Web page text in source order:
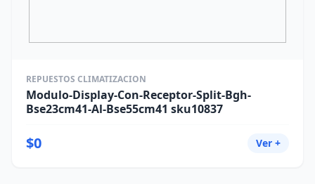
REPUESTOS CLIMATIZACION
Modulo-Display-Con-Receptor-Split-Bgh-
Bse23cm41-Al-Bse55cm41 sku10837
$0 Ver +